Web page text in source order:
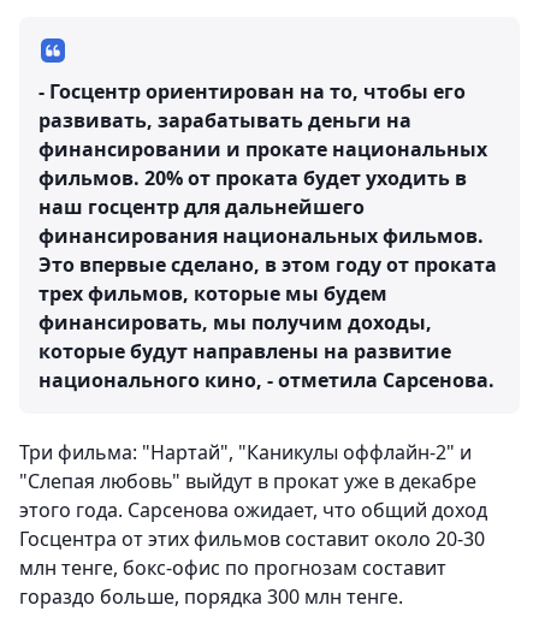
- Госцентр ориентирован на то, чтобы его
развивать, зарабатывать деньги на
финансировании и прокате национальных
фильмов. 20% от проката будет уходить в
наш госцентр для дальнейшего
финансирования национальных фильмов.
Это впервые сделано, в этом году от проката
трех фильмов, которые мы будем
финансировать, мы получим доходы,
которые будут направлены на развитие
национального кино, - отметила Сарсенова.
Три фильма: "Нартай", "Каникулы оффлайн-2" и
"Слепая любовь" выйдут в прокат уже в декабре
этого года. Сарсенова ожидает, что общий доход
Госцентра от этих фильмов составит около 20-30
млн тенге, бокс-офис по прогнозам составит
гораздо больше, порядка 300 млн тенге.